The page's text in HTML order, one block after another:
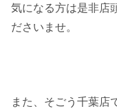
気になる方は是非店
ださいませ。
また、そごう千葉店